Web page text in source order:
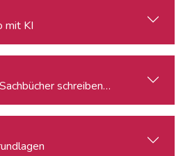
mit KI
schreiben für